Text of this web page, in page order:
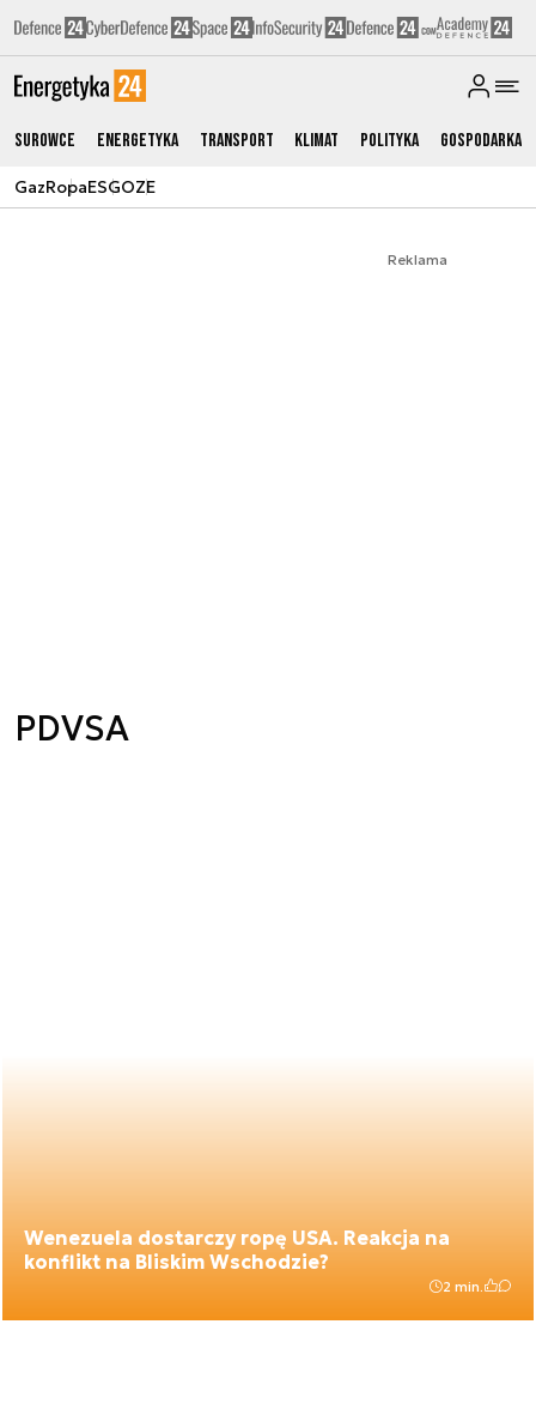
Surowce Energetyka Transport Klimat Polityka Gospodarka
GazRopaESGOZE
Reklama
PDVSA
Wenezuela dostarczy ropę USA. Reakcja na
konflikt na Bliskim Wschodzie?
2 min.